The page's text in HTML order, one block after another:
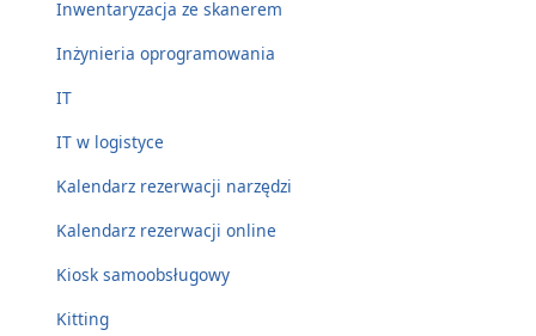
Inwentaryzacja ze skanerem
Inżynieria oprogramowania
IT
IT w logistyce
Kalendarz rezerwacji narzędzi
Kalendarz rezerwacji online
Kiosk samoobsługowy
Kitting